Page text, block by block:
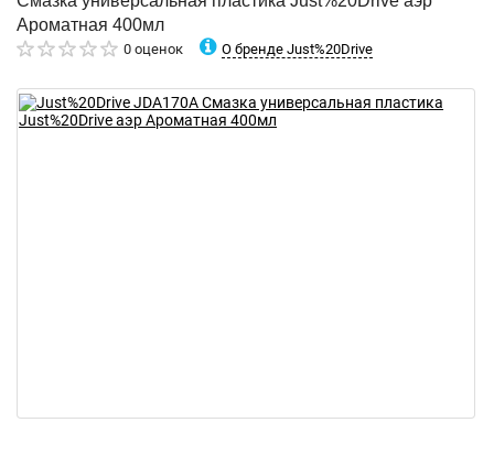
Ароматная 400мл
0 оценок О бренде Just%20Drive